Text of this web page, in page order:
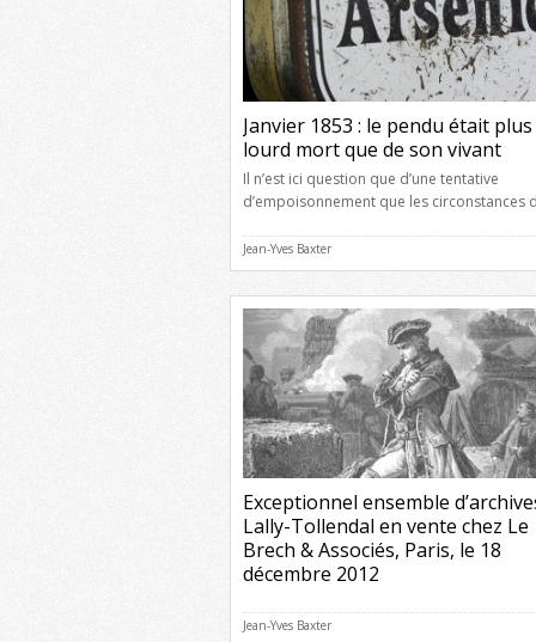
Janvier 1853 : le pendu était plus
lourd mort que de son vivant
Il n’est ici question que d’une tentative
d’empoisonnement que les circonstances
les faits tels que chacun les raconte : La
d’un menuisier de Margès, petit village de
Drôme, dans l’arrondissement de Romans,
menait une vie assez singulière. Sa liaison
connue avec un homme de […]
Jean-Yves Baxter
Exceptionnel ensemble
Lally-Tollendal en vente chez Le
Brech & Associés, Paris, le 18
décembre 2012
ventes aux enchères parisienne Le Brech &
Jean-Yves Baxter